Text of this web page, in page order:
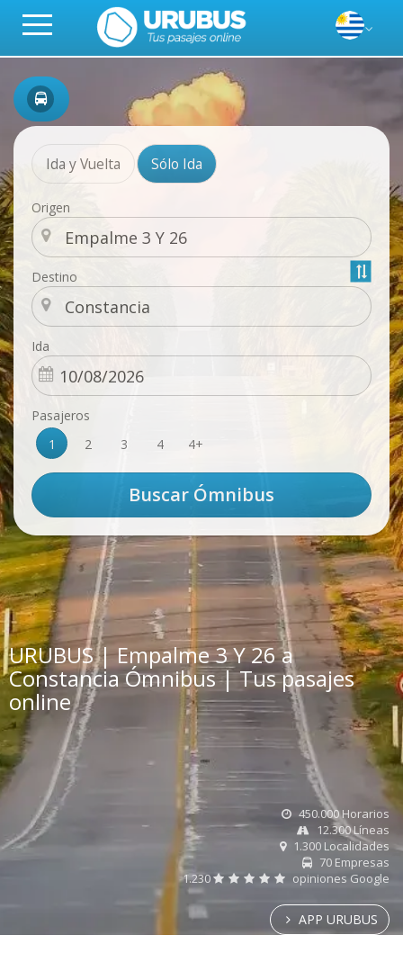
Ida y Vuelta Sólo Ida
Origen
Destino
Ida
Pasajeros
1
2 3 4 4+
URUBUS | Empalme 3 Y 26 a
Constancia Ómnibus | Tus pasajes
online
450.000 Horarios
12.300 Líneas
1.300 Localidades
70 Empresas
1.230
opiniones Google
APP URUBUS